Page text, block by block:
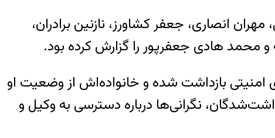
انصاری، جعفر کشاورز، نازنین برادران،
و محمد هادی جعفرپور را گزارش کرده بود.
در تهران توسط نیروهای امنیتی بازداشت شده و خانواده‌اش از وضعیت او
نگرانی‌ها درباره دسترسی به وکیل و